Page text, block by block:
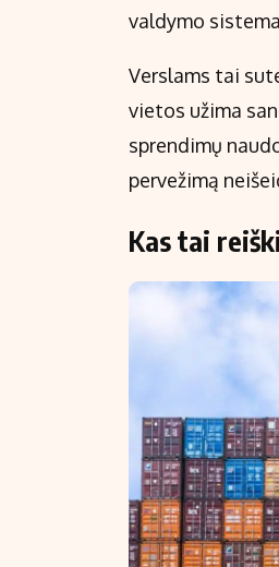
valdymo
Verslams tai
vietos užima
sprendimų
pervežimą
Kas tai